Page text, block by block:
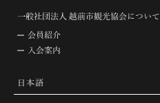
一般社団法人 越前市観光協会について
会員紹介
入会案内